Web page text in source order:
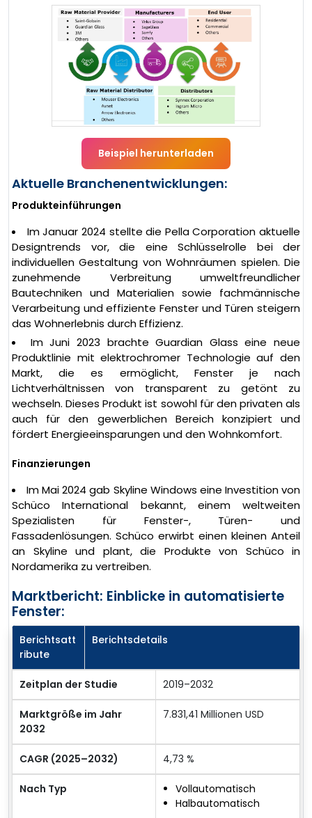
Beispiel herunterladen
Aktuelle Branchenentwicklungen:
Produkteinführungen
Im Januar 2024 stellte die Pella Corporation aktuelle
Designtrends vor, die eine Schlüsselrolle bei der
individuellen Gestaltung von Wohnräumen spielen. Die
zunehmende Verbreitung umweltfreundlicher
Bautechniken und Materialien sowie fachmännische
Verarbeitung und effiziente Fenster und Türen steigern
das Wohnerlebnis durch Effizienz.
Im Juni 2023 brachte Guardian Glass eine neue
Produktlinie mit elektrochromer Technologie auf den
Markt, die es ermöglicht, Fenster je nach
Lichtverhältnissen von transparent zu getönt zu
wechseln. Dieses Produkt ist sowohl für den privaten als
auch für den gewerblichen Bereich konzipiert und
fördert Energieeinsparungen und den Wohnkomfort.
Finanzierungen
Im Mai 2024 gab Skyline Windows eine Investition von
Schüco International bekannt, einem weltweiten
Spezialisten für Fenster-, Türen- und
Fassadenlösungen. Schüco erwirbt einen kleinen Anteil
an Skyline und plant, die Produkte von Schüco in
Nordamerika zu vertreiben.
Marktbericht: Einblicke in automatisierte
Fenster:
Berichtsatt
ribute
Berichtsdetails
Zeitplan der Studie 2019–2032
Marktgröße im Jahr
2032
7.831,41 Millionen USD
CAGR (2025–2032) 4,73 %
Nach Typ
Vollautomatisch
Halbautomatisch